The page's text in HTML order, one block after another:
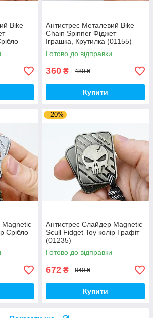
Bike
Антистрес Металевий Bike
Chain Spinner Фіджет
Іграшка, Крутилка (01155)
Готово до відправки
360 ₴ 480 ₴
Купити
Magnetic
Срібло
–20%
Антистрес Слайдер Magnetic
Scull Fidget Toy колір Графіт
(01235)
Готово до відправки
672 ₴ 840 ₴
Купити